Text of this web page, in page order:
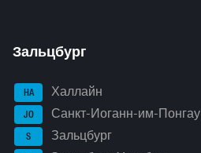
Зальцбург
HA Халлайн
JO Санкт-Иоганн-им-Понгау
S Зальцбург